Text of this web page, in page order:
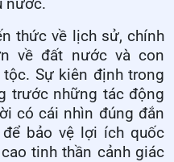
nước.
thức về lịch sử, chính
về đất nước và con
Sự kiên định trong
trước những tác động
có cái nhìn đúng đắn
bảo vệ lợi ích quốc
tinh thần cảnh giác